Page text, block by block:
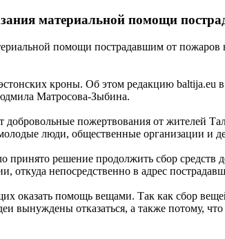
материальной помощи
помощи пострадавшим от
кроны. Об этом редакцию
Матросова-Зыбина.
пожертвования от жителей
люди, общественные организации и
решение продолжить сбор средств
непосредственно в адрес
оказать помощь вещами. Так как сбор
вынуждены отказаться, а также потому,